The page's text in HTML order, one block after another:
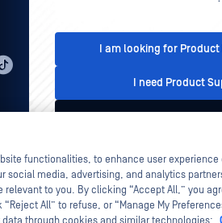
functionalities, to enhance user
media, advertising, and analytics
to you. By clicking “Accept All,” you
All” to refuse, or “Manage My
I am looking for
I need Product
This conversation is recorded
purposes. See our
.